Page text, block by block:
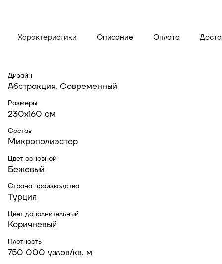
Характеристики Описание Оплата
Дизайн
Абстракция, Современный
Размеры
230x160 см
Состав
Микрополиэстер
Цвет основной
Бежевый
Страна производства
Турция
Цвет дополнительный
Коричневый
Плотность
750 000 узлов/кв. м